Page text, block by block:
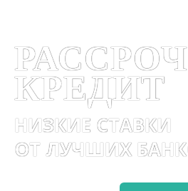
КРЕДИТ
НИЗКИЕ СТАВКИ
ОТ ЛУЧШИХ